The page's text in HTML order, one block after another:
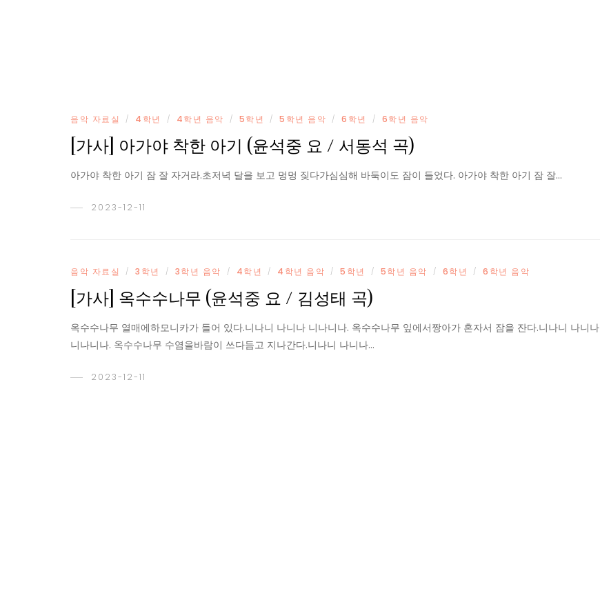
음악 자료실 / 4학년 / 4학년 음악 / 5학년 / 5학년 음악 / 6학년 / 6학년 음악
[가사] 아가야 착한 아기 (윤석중 요 / 서동석 곡)
아가야 착한 아기 잠 잘 자거라.초저녁 달을 보고 멍멍 짖다가심심해 바둑이도 잠이 들었다. 아가야 착한 아기 잠 잘…
2023-12-11
음악 자료실 / 3학년 / 3학년 음악 / 4학년 / 4학년 음악 / 5학년 / 5학년 음악 / 6학년 / 6학년 음악
[가사] 옥수수나무 (윤석중 요 / 김성태 곡)
옥수수나무 열매에하모니카가 들어 있다.니나니 나니나 니나니나. 옥수수나무 잎에서짱아가 혼자서 잠을 잔다.니나니 나니나
니나니나. 옥수수나무 수염을바람이 쓰다듬고 지나간다.니나니 나니나…
2023-12-11